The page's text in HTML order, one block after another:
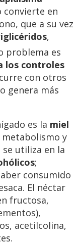
convierte en
que a su vez
,
problema es
los controles
con otros
genera más
es la miel
metabolismo y
utiliza en la
;
consumido
El néctar
fructosa,
acetilcolina,